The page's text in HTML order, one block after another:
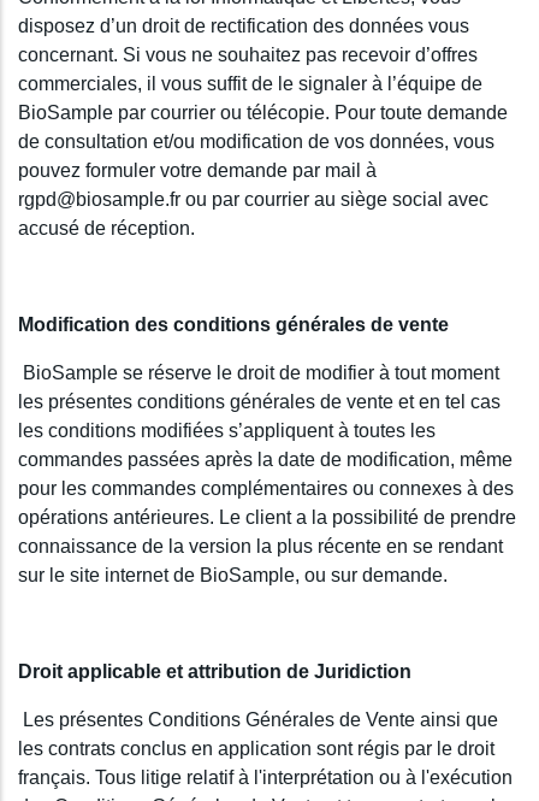
disposez d’un droit de rectification des données vous
concernant. Si vous ne souhaitez pas recevoir d’offres
commerciales, il vous suffit de le signaler à l’équipe de
BioSample par courrier ou télécopie. Pour toute demande
de consultation et/ou modification de vos données, vous
pouvez formuler votre demande par mail à
rgpd@biosample.fr ou par courrier au siège social avec
accusé de réception.
Modification des conditions générales de vente
BioSample se réserve le droit de modifier à tout moment
les présentes conditions générales de vente et en tel cas
les conditions modifiées s’appliquent à toutes les
commandes passées après la date de modification, même
pour les commandes complémentaires ou connexes à des
opérations antérieures. Le client a la possibilité de prendre
connaissance de la version la plus récente en se rendant
sur le site internet de BioSample, ou sur demande.
Droit applicable et attribution de Juridiction
Les présentes Conditions Générales de Vente ainsi que
les contrats conclus en application sont régis par le droit
français. Tous litige relatif à l'interprétation ou à l'exécution